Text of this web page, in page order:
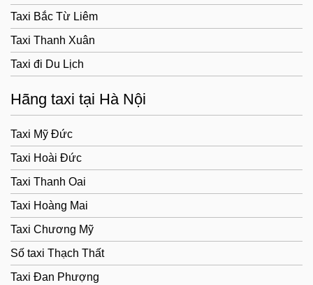
Taxi Bắc Từ Liêm
Taxi Thanh Xuân
Taxi đi Du Lịch
Hãng taxi tại Hà Nội
Taxi Mỹ Đức
Taxi Hoài Đức
Taxi Thanh Oai
Taxi Hoàng Mai
Taxi Chương Mỹ
Số taxi Thạch Thất
Taxi Đan Phượng